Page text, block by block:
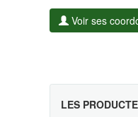
Voir ses
LES